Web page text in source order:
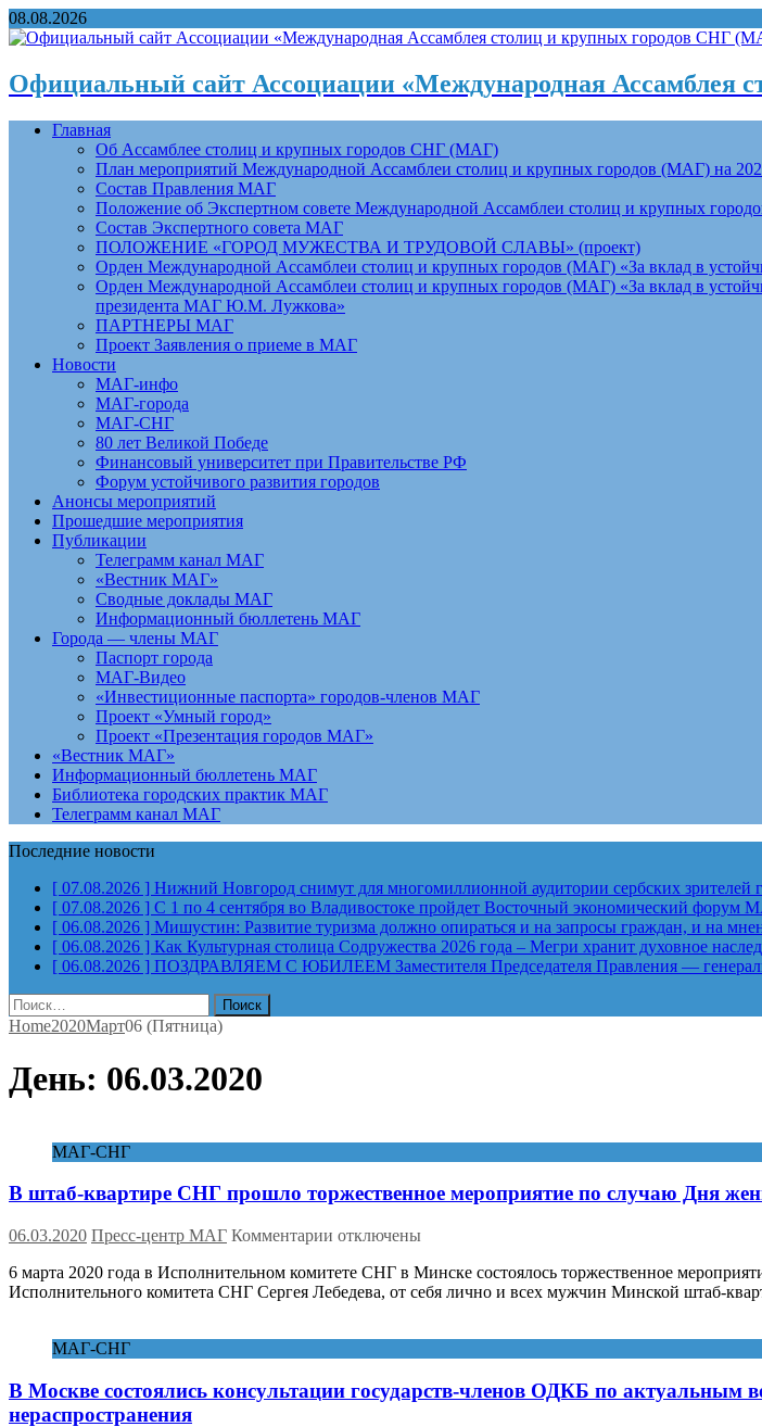
08.08.2026
Официальный сайт Ассоциации «Международная Ассамблея
Главная
Об Ассамблее столиц и крупных городов СНГ (МАГ)
План мероприятий Международной Ассамблеи столиц и крупных городов (МАГ) на
Состав Правления МАГ
Положение об Экспертном совете Международной Ассамблеи столиц и крупных
Состав Экспертного совета МАГ
ПОЛОЖЕНИЕ «ГОРОД МУЖЕСТВА И ТРУДОВОЙ СЛАВЫ» (проект)
Орден Международной Ассамблеи столиц и крупных городов (МАГ) «За вклад в
Орден Международной Ассамблеи столиц и крупных городов (МАГ) «За вклад в
президента МАГ Ю.М. Лужкова»
ПАРТНЕРЫ МАГ
Проект Заявления о приеме в МАГ
Новости
МАГ-инфо
МАГ-города
МАГ-СНГ
80 лет Великой Победе
Финансовый университет при Правительстве РФ
Форум устойчивого развития городов
Анонсы мероприятий
Прошедшие мероприятия
Публикации
Телеграмм канал МАГ
«Вестник МАГ»
Сводные доклады МАГ
Информационный бюллетень МАГ
Города — члены МАГ
Паспорт города
МАГ-Видео
«Инвестиционные паспорта» городов-членов МАГ
Проект «Умный город»
Проект «Презентация городов МАГ»
«Вестник МАГ»
Информационный бюллетень МАГ
Библиотека городских практик МАГ
Телеграмм канал МАГ
Последние новости
[ 07.08.2026 ] Нижний Новгород снимут для многомиллионной аудитории сербских зрителей
[ 07.08.2026 ] С 1 по 4 сентября во Владивостоке пройдет Восточный экономический форум
[ 06.08.2026 ] Мишустин: Развитие туризма должно опираться и на запросы граждан, и на
[ 06.08.2026 ] Как Культурная столица Содружества 2026 года – Мегри хранит духовное
[ 06.08.2026 ] ПОЗДРАВЛЯЕМ С ЮБИЛЕЕМ Заместителя Председателя Правления —
Найти:
Home2020Март06 (Пятница)
День: 06.03.2020
МАГ-СНГ
В штаб-квартире СНГ прошло торжественное мероприятие по случаю Дня
06.03.2020 Пресс-центр МАГ Комментарии к
В
штаб-
мероприятие
отключены
6 марта 2020 года в Исполнительном комитете СНГ в Минске состоялось торжественное
Исполнительного комитета СНГ Сергея Лебедева, от себя лично и всех мужчин Минской штаб-
МАГ-СНГ
В Москве состоялись консультации государств-членов ОДКБ по актуальным
нераспространения